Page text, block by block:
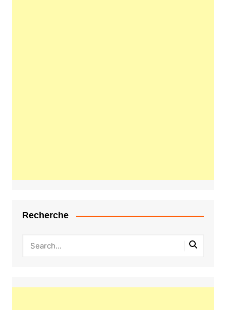
Recherche